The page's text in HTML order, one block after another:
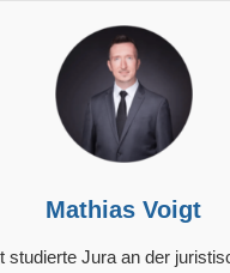
Mathias Voigt
studierte Jura an der